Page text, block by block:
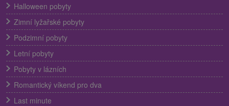
Halloween pobyty
Zimní lyžařské pobyty
Podzimní pobyty
Letní pobyty
Pobyty v lázních
Romantický víkend pro dva
Last minute